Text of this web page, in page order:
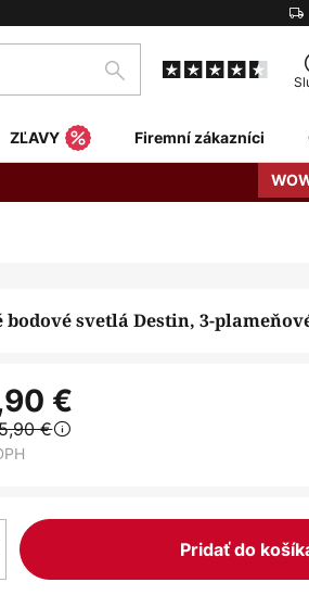
Hľadať
ZĽAVY Firemní zákazníci
bodové svetlá Destin, 3-
€
€
Pridať do